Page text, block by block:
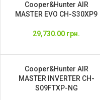
Cooper&Hunter AIR
MASTER EVO CH-S30XP9
29,730.00 грн.
Cooper&Hunter AIR
MASTER INVERTER CH-
S09FTXP-NG